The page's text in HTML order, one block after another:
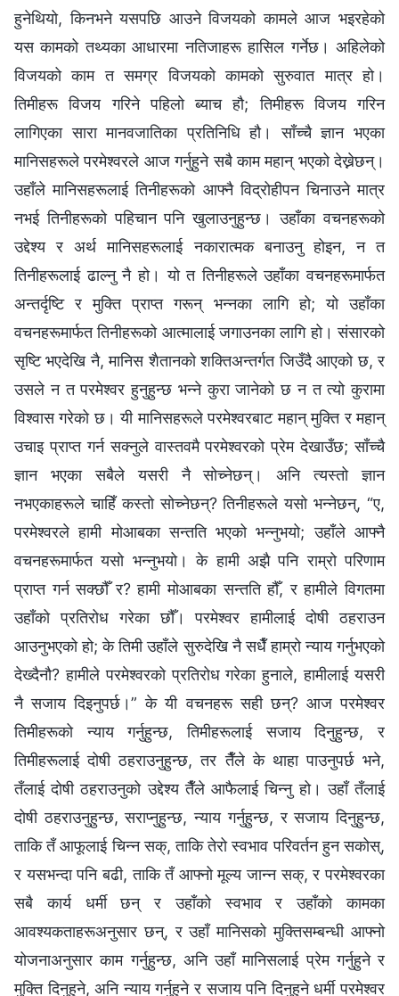
हुनेथियो, किनभने यसपछि आउने विजयको कामले आज भइरहेको
यस कामको तथ्यका आधारमा नतिजाहरू हासिल गर्नेछ। अहिलेको
विजयको काम त समग्र विजयको कामको सुरुवात मात्र हो।
तिमीहरू विजय गरिने पहिलो ब्याच हौ; तिमीहरू विजय गरिन
लागिएका सारा मानवजातिका प्रतिनिधि हौ। साँच्चै ज्ञान भएका
मानिसहरूले परमेश्‍वरले आज गर्नुहुने सबै काम महान् भएको देख्नेछन्।
उहाँले मानिसहरूलाई तिनीहरूको आफ्नै विद्रोहीपन चिनाउने मात्र
नभई तिनीहरूको पहिचान पनि खुलाउनुहुन्छ। उहाँका वचनहरूको
उद्देश्य र अर्थ मानिसहरूलाई नकारात्मक बनाउनु होइन, न त
तिनीहरूलाई ढाल्नु नै हो। यो त तिनीहरूले उहाँका वचनहरूमार्फत
अन्तर्दृष्टि र मुक्ति प्राप्त गरून् भन्‍नका लागि हो; यो उहाँका
वचनहरूमार्फत तिनीहरूको आत्मालाई जगाउनका लागि हो। संसारको
सृष्टि भएदेखि नै, मानिस शैतानको शक्तिअन्तर्गत जिउँदै आएको छ, र
उसले न त परमेश्‍वर हुनुहुन्छ भन्ने कुरा जानेको छ न त त्यो कुरामा
विश्वास गरेको छ। यी मानिसहरूले परमेश्‍वरबाट महान् मुक्ति र महान्
उचाइ प्राप्त गर्न सक्नुले वास्तवमै परमेश्‍वरको प्रेम देखाउँछ; साँच्चै
ज्ञान भएका सबैले यसरी नै सोच्नेछन्। अनि त्यस्तो ज्ञान
नभएकाहरूले चाहिँ कस्तो सोच्नेछन्? तिनीहरूले यसो भन्नेछन्, “ए,
परमेश्‍वरले हामी मोआबका सन्तति भएको भन्नुभयो; उहाँले आफ्नै
वचनहरूमार्फत यसो भन्नुभयो। के हामी अझै पनि राम्रो परिणाम
प्राप्त गर्न सक्छौँ र? हामी मोआबका सन्तति हौँ, र हामीले विगतमा
उहाँको प्रतिरोध गरेका छौँ। परमेश्‍वर हामीलाई दोषी ठहराउन
आउनुभएको हो; के तिमी उहाँले सुरुदेखि नै सधैँ हाम्रो न्याय गर्नुभएको
देख्दैनौ? हामीले परमेश्‍वरको प्रतिरोध गरेका हुनाले, हामीलाई यसरी
नै सजाय दिइनुपर्छ।” के यी वचनहरू सही छन्? आज परमेश्‍वर
तिमीहरूको न्याय गर्नुहुन्छ, तिमीहरूलाई सजाय दिनुहुन्छ, र
तिमीहरूलाई दोषी ठहराउनुहुन्छ, तर तैँले के थाहा पाउनुपर्छ भने,
तँलाई दोषी ठहराउनुको उद्देश्य तैँले आफैलाई चिन्नु हो। उहाँ तँलाई
दोषी ठहराउनुहुन्छ, सराप्नुहुन्छ, न्याय गर्नुहुन्छ, र सजाय दिनुहुन्छ,
ताकि तँ आफूलाई चिन्‍न सक्, ताकि तेरो स्वभाव परिवर्तन हुन सकोस्,
र यसभन्दा पनि बढी, ताकि तँ आफ्‍नो मूल्य जान्‍न सक्, र परमेश्‍वरका
सबै कार्य धर्मी छन् र उहाँको स्वभाव र उहाँको कामका
आवश्यकताहरूअनुसार छन्, र उहाँ मानिसको मुक्तिसम्बन्धी आफ्नो
योजनाअनुसार काम गर्नुहुन्छ, अनि उहाँ मानिसलाई प्रेम गर्नुहुने र
मुक्ति दिनुहुने, अनि न्याय गर्नुहुने र सजाय पनि दिनुहुने धर्मी परमेश्‍वर